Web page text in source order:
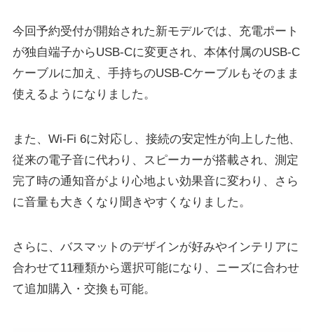
今回予約受付が開始された新モデルでは、充電ポート
が独自端子からUSB-Cに変更され、本体付属のUSB-C
ケーブルに加え、手持ちのUSB-Cケーブルもそのまま
使えるようになりました。
また、Wi-Fi 6に対応し、接続の安定性が向上した他、
従来の電子音に代わり、スピーカーが搭載され、測定
完了時の通知音がより心地よい効果音に変わり、さら
に音量も大きくなり聞きやすくなりました。
さらに、バスマットのデザインが好みやインテリアに
合わせて11種類から選択可能になり、ニーズに合わせ
て追加購入・交換も可能。